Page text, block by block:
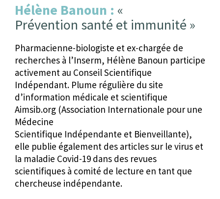
Hélène Banoun : «
Prévention santé et immunité »
Pharmacienne-biologiste et ex-chargée de
recherches à l’Inserm, Hélène Banoun participe
activement au Conseil Scientifique
Indépendant. Plume régulière du site
d’information médicale et scientifique
Aimsib.org (Association Internationale pour une
Médecine
Scientifique Indépendante et Bienveillante),
elle publie également des articles sur le virus et
la maladie Covid-19 dans des revues
scientifiques à comité de lecture en tant que
chercheuse indépendante.